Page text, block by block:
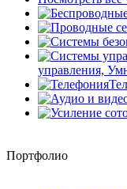
управления,
Портфолио